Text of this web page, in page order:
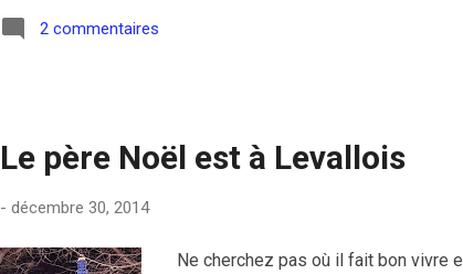
2 commentaires
Le père Noël est à Levallois
- décembre 30, 2014
Ne cherchez pas où il fait bon vivre